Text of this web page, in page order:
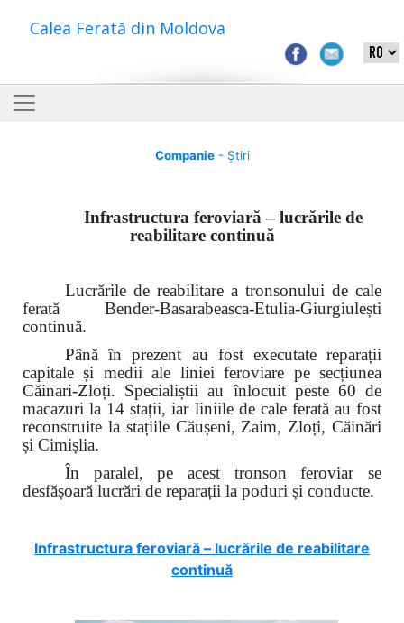
Calea Ferată din Moldova
Companie- Știri
Infrastructura feroviară – lucrările de
reabilitare continuă
Lucrările de reabilitare a tronsonului de cale
ferată Bender-Basarabeasca-Etulia-Giurgiulești
continuă.
Până în prezent au fost executate reparații
capitale și medii ale liniei feroviare pe secțiunea
Căinari-Zloți. Specialiștii au înlocuit peste 60 de
macazuri la 14 stații, iar liniile de cale ferată au fost
reconstruite la stațiile Căușeni, Zaim, Zloți, Căinări
și Cimișlia.
În paralel, pe acest tronson feroviar se
desfășoară lucrări de reparații la poduri și conducte.
Infrastructura feroviară – lucrările de reabilitare
continuă